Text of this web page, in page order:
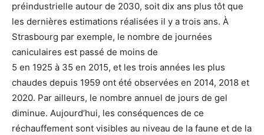
préindustrielle autour de 2030, soit dix ans plus tôt que
les dernières estimations réalisées il y a trois ans. À
Strasbourg par exemple, le nombre de journées
caniculaires est passé de moins de
5 en 1925 à 35 en 2015, et les trois années les plus
chaudes depuis 1959 ont été observées en 2014, 2018 et
2020. Par ailleurs, le nombre annuel de jours de gel
diminue. Aujourd’hui, les conséquences de ce
réchauffement sont visibles au niveau de la faune et de la